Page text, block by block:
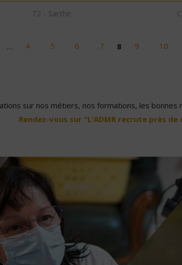
72 - Sarthe
… 4 5 6 7 8 9 10
sur nos métiers, nos formations, les bonnes
Rendez-vous sur "L'ADMR recrute près de